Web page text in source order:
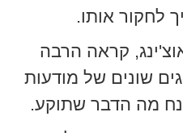
לחקור אותו.
קראה הרבה
שונים של מודעות
מה הדבר שתוקע.